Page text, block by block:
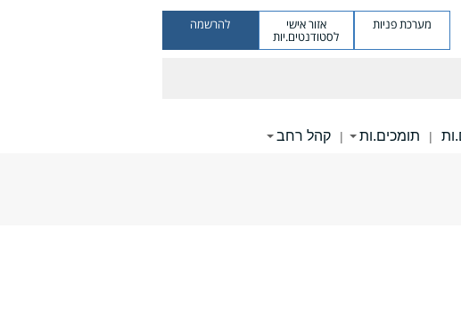
מערכת פניות אזור אישי
לסטודנטים.יות
להרשמה
| תומכים.ות | קהל רחב